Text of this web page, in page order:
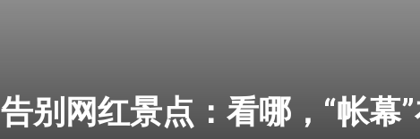
告别网红景点：看哪，“帐幕